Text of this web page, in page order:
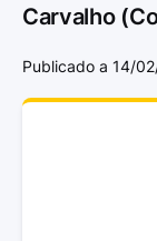
Carvalho
Publicado a 14/